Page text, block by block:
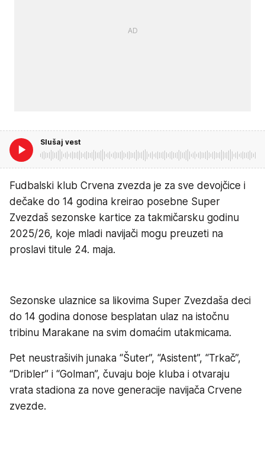
Slušaj vest
Fudbalski klub Crvena zvezda je za sve devojčice i
dečake do 14 godina kreirao posebne Super
Zvezdaš sezonske kartice za takmičarsku godinu
2025/26, koje mladi navijači mogu preuzeti na
proslavi titule 24. maja.
Sezonske ulaznice sa likovima Super Zvezdaša deci
do 14 godina donose besplatan ulaz na istočnu
tribinu Marakane na svim domaćim utakmicama.
Pet neustrašivih junaka “Šuter”, “Asistent”, “Trkač”,
“Dribler” i “Golman”, čuvaju boje kluba i otvaraju
vrata stadiona za nove generacije navijača Crvene
zvezde.